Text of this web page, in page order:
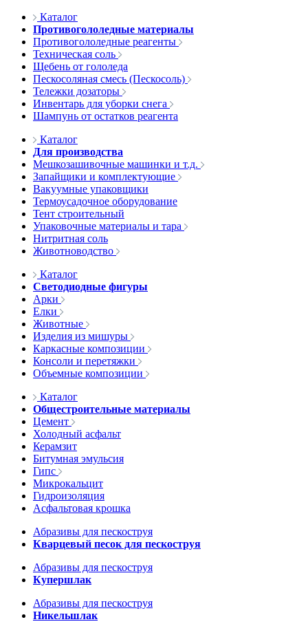
Каталог
Противогололедные материалы
Противогололедные реагенты
Техническая соль
Щебень от гололеда
Пескосоляная смесь (Пескосоль)
Тележки дозаторы
Инвентарь для уборки снега
Шампунь от остатков реагента
Каталог
Для производства
Мешкозашивочные машинки и т.д.
Запайщики и комплектующие
Вакуумные упаковщики
Термоусадочное оборудование
Тент строительный
Упаковочные материалы и тара
Нитритная соль
Животноводство
Каталог
Светодиодные фигуры
Арки
Елки
Животные
Изделия из мишуры
Каркасные композиции
Консоли и перетяжки
Объемные композиции
Каталог
Общестроительные материалы
Цемент
Холодный асфальт
Керамзит
Битумная эмульсия
Гипс
Микрокальцит
Гидроизоляция
Асфальтовая крошка
Абразивы для пескоструя
Кварцевый песок для пескоструя
Абразивы для пескоструя
Купершлак
Абразивы для пескоструя
Никельшлак